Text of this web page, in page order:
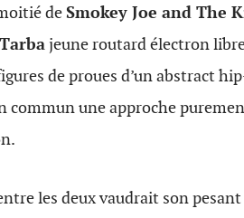
deSmokey Joe and The
jeune routard électron
de proues d’un abstract
commun une approche
les deux vaudrait son pesant